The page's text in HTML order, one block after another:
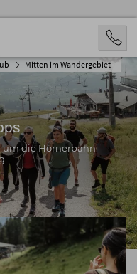
Mitten im Wandergebiet
die Hörnerbahn